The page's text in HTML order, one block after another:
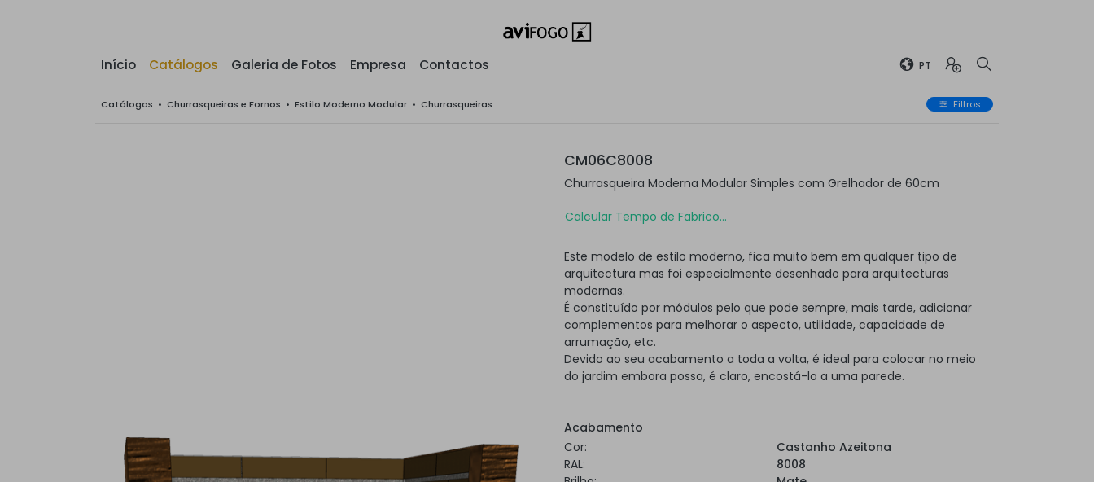
Início Catálogos Galeria de Fotos Empresa Contactos PT
Catálogos • Churrasqueiras e Fornos • Estilo Moderno Modular • Churrasqueiras Filtros
CM06C8008
Churrasqueira Moderna Modular Simples com Grelhador de 60cm
Calcular Tempo de Fabrico...
Este modelo de estilo moderno, fica muito bem em qualquer tipo de
arquitectura mas foi especialmente desenhado para arquitecturas
modernas.
É constituído por módulos pelo que pode sempre, mais tarde, adicionar
complementos para melhorar o aspecto, utilidade, capacidade de
arrumação, etc.
Devido ao seu acabamento a toda a volta, é ideal para colocar no meio
do jardim embora possa, é claro, encostá-lo a uma parede.
Acabamento
Cor:
Castanho Azeitona
RAL:
8008